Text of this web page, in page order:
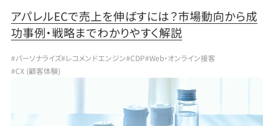
アパレルECで売上を伸ばすには？市場動向から成
功事例・戦略までわかりやすく解説
#パーソナライズ#レコメンドエンジン#CDP#Web・オンライン接客
#CX (顧客体験)